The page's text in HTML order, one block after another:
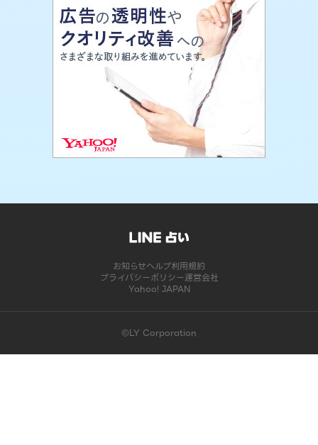
お知らせヘルプ利用規約
プライバシーポリシー運営会社
Yahoo! JAPAN
©LY Corporation
このコンテンツは掲載が終了しました | LINE占い